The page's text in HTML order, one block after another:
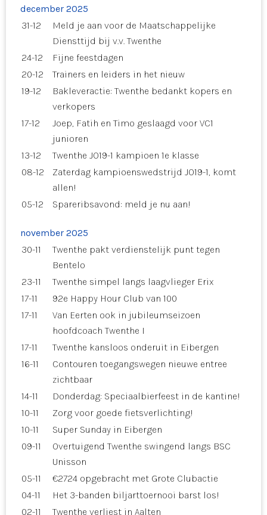
december 2025
31-12
Meld je aan voor de Maatschappelijke
Diensttijd bij v.v. Twenthe
24-12
Fijne feestdagen
20-12
Trainers en leiders in het nieuw
19-12
Bakleveractie: Twenthe bedankt kopers en
verkopers
17-12
Joep, Fatih en Timo geslaagd voor VC1
junioren
13-12
Twenthe JO19-1 kampioen 1e klasse
08-12
Zaterdag kampioenswedstrijd JO19-1, komt
allen!
05-12
Spareribsavond: meld je nu aan!
november 2025
30-11
Twenthe pakt verdienstelijk punt tegen
Bentelo
23-11
Twenthe simpel langs laagvlieger Erix
17-11
92e Happy Hour Club van 100
17-11
Van Eerten ook in jubileumseizoen
hoofdcoach Twenthe I
17-11
Twenthe kansloos onderuit in Eibergen
16-11
Contouren toegangswegen nieuwe entree
zichtbaar
14-11
Donderdag: Speciaalbierfeest in de kantine!
10-11
Zorg voor goede fietsverlichting!
10-11
Super Sunday in Eibergen
09-11
Overtuigend Twenthe swingend langs BSC
Unisson
05-11
€2724 opgebracht met Grote Clubactie
04-11
Het 3-banden biljarttoernooi barst los!
02-11
Twenthe verliest in Aalten